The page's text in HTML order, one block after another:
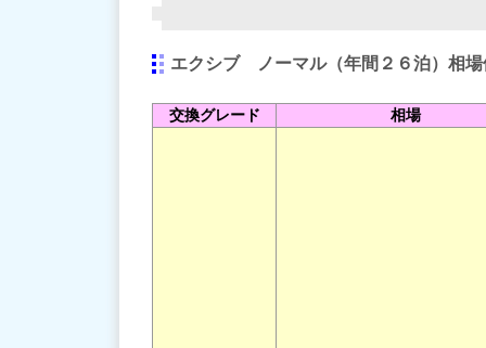
エクシブ ノーマル（年間２６泊）相場
交換グレード 相場